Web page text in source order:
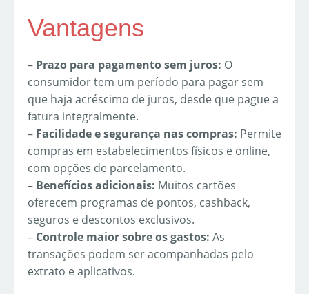
Vantagens
– Prazo para pagamento sem juros: O
consumidor tem um período para pagar sem
que haja acréscimo de juros, desde que pague a
fatura integralmente.
– Facilidade e segurança nas compras: Permite
compras em estabelecimentos físicos e online,
com opções de parcelamento.
– Benefícios adicionais: Muitos cartões
oferecem programas de pontos, cashback,
seguros e descontos exclusivos.
– Controle maior sobre os gastos: As
transações podem ser acompanhadas pelo
extrato e aplicativos.